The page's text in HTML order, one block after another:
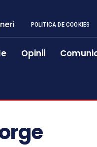
POLITICA DE COOKIES
Opinii